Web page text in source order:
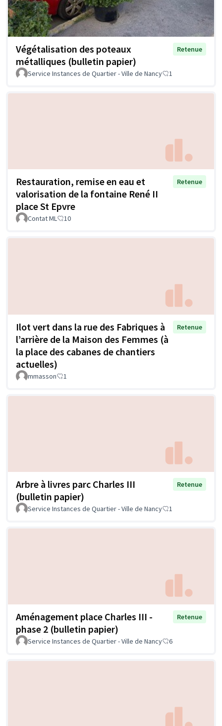
Végétalisation des poteaux
métalliques (bulletin papier)
Retenue
Service Instances de Quartier - Ville de Nancy 1
Restauration, remise en eau et
valorisation de la fontaine René II
place St Epvre
Retenue
Contat ML 10
Ilot vert dans la rue des Fabriques à
l’arrière de la Maison des Femmes (à
la place des cabanes de chantiers
actuelles)
Retenue
mmasson 1
Arbre à livres parc Charles III
(bulletin papier)
Retenue
Service Instances de Quartier - Ville de Nancy 1
Aménagement place Charles III -
phase 2 (bulletin papier)
Retenue
Service Instances de Quartier - Ville de Nancy 6